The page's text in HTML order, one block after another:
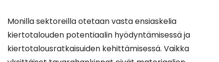
Monilla sektoreilla otetaan vasta ensiaskelia
kiertotalouden potentiaalin hyödyntämisessä ja
kiertotalousratkaisuiden kehittämisessä. Vaikka